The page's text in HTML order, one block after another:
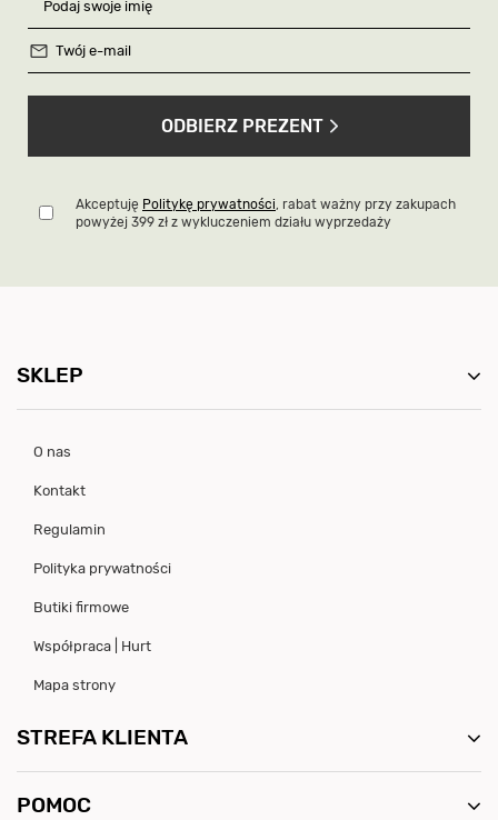
ODBIERZ PREZENT
Akceptuję Politykę prywatności, rabat ważny przy zakupach
powyżej 399 zł z wykluczeniem działu wyprzedaży
SKLEP
O nas
Kontakt
Regulamin
Polityka prywatności
Butiki firmowe
Współpraca | Hurt
Mapa strony
STREFA KLIENTA
POMOC